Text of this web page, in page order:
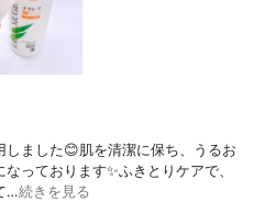
ました😊肌を清潔に保ち、うるお
っております✨ふきとりケアで、
…続きを見る